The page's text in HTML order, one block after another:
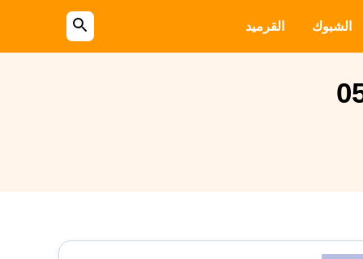
الشبوك القرميد
بحث
عن